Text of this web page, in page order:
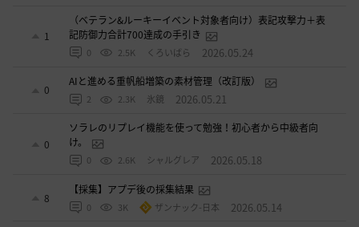
1
（ベテラン&ルーキーイベント対象者向け）表記攻撃力＋表
記防御力合計700達成の手引き
0 2.5K くろいばら 2026.05.24
0
AIと進める重帆船増築の素材管理（改訂版）
2 2.3K 氷鏡 2026.05.21
0
ソラレのリプレイ機能を使って勉強！初心者から中級者向
け。
0 2.6K シャルグレア 2026.05.18
8
【採集】アプデ後の採集結果
0 3K ザンナック-日本 2026.05.14